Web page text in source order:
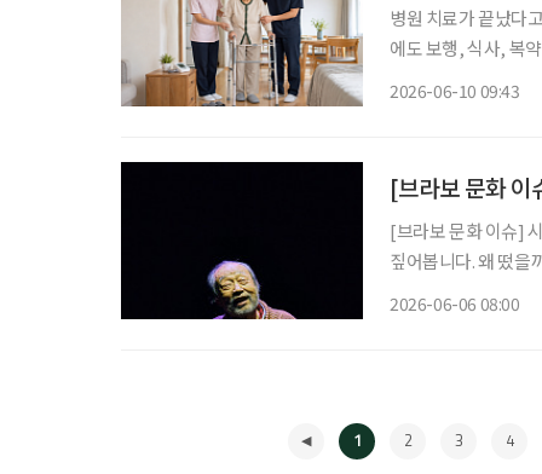
병원 치료가 끝났다
에도 보행, 식사, 복
2026-06-10 09:43
[브라보 문화 이
[브라보 문화 이슈]
짚어봅니다. 왜 떴을까? 배우 신구는 1936년생으로 올해 89세다. 그는 ‘현역 최고령 배우’라
2026-06-06 08:00
1 2 3 4